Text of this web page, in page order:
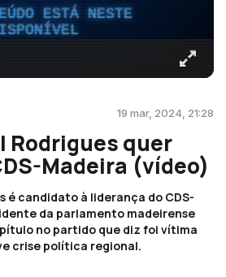
ESTÁ NESTE
19 mar, 2024, 21:28
Rodrigues quer
Madeira (vídeo)
é candidato à liderança do CDS-
da parlamento madeirense
no partido que diz foi vítima
crise política regional.